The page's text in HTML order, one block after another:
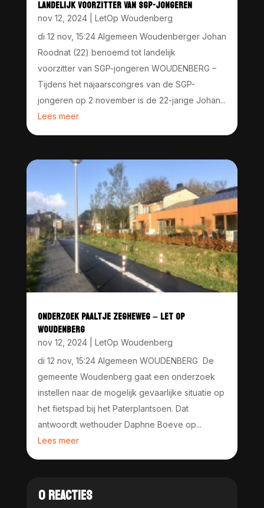
LANDELIJK VOORZITTER VAN SGP-JONGEREN
nov 12, 2024| LetOp Woudenberg
di 12 nov, 15:24 Algemeen Woudenberger Johan
Roodnat (22) benoemd tot landelijk
voorzitter van SGP-jongeren WOUDENBERG –
Tijdens het najaarscongres van de SGP-
jongeren op 2 november is de 22-jarige Johan...
Lees meer
ONDERZOEK PAALTJE ZEGHEWEG – LET OP
WOUDENBERG
nov 12, 2024| LetOp Woudenberg
di 12 nov, 15:24 Algemeen WOUDENBERG De
gemeente Woudenberg gaat een onderzoek
instellen naar de mogelijk gevaarlijke situatie op
het fietspad bij het Paterplantsoen. Dat
antwoordt wethouder Daphne Boeve op...
Lees meer
0 REACTIES